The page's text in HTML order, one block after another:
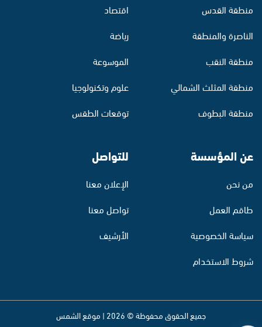
منطقة القدس
الناصرة والمنطقة
منطقة النقب
منطقة المثلث الشمالي
منطقة البطوف
اقتصاد
رياضة
الموسوعة
علوم وتكنولوجيا
توقعات الطقس
عن المؤسسة
من نحن
طاقم العمل
سياسة الخصوصية
شروط الاستخدام
للتواصل
الإعلان معنا
تواصل معنا
الأرشيف
جميع الحقوق محفوظة © 2026 | موقع الشمس